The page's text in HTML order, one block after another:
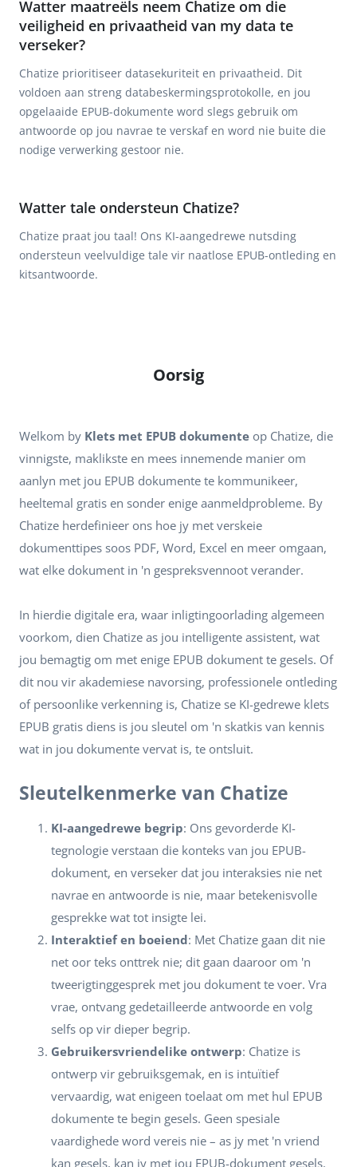
Watter maatreëls neem Chatize om die
veiligheid en privaatheid van my data te
verseker?
Chatize prioritiseer datasekuriteit en privaatheid. Dit
voldoen aan streng databeskermingsprotokolle, en jou
opgelaaide EPUB-dokumente word slegs gebruik om
antwoorde op jou navrae te verskaf en word nie buite die
nodige verwerking gestoor nie.
Watter tale ondersteun Chatize?
Chatize praat jou taal! Ons KI-aangedrewe nutsding
ondersteun veelvuldige tale vir naatlose EPUB-ontleding en
kitsantwoorde.
Oorsig
Welkom by Klets met EPUB dokumente op Chatize, die
vinnigste, maklikste en mees innemende manier om
aanlyn met jou EPUB dokumente te kommunikeer,
heeltemal gratis en sonder enige aanmeldprobleme. By
Chatize herdefinieer ons hoe jy met verskeie
dokumenttipes soos PDF, Word, Excel en meer omgaan,
wat elke dokument in 'n gespreksvennoot verander.
In hierdie digitale era, waar inligtingoorlading algemeen
voorkom, dien Chatize as jou intelligente assistent, wat
jou bemagtig om met enige EPUB dokument te gesels. Of
dit nou vir akademiese navorsing, professionele ontleding
of persoonlike verkenning is, Chatize se KI-gedrewe klets
EPUB gratis diens is jou sleutel om 'n skatkis van kennis
wat in jou dokumente vervat is, te ontsluit.
Sleutelkenmerke van Chatize
KI-aangedrewe begrip: Ons gevorderde KI-
tegnologie verstaan die konteks van jou EPUB-
dokument, en verseker dat jou interaksies nie net
navrae en antwoorde is nie, maar betekenisvolle
gesprekke wat tot insigte lei.
Interaktief en boeiend: Met Chatize gaan dit nie
net oor teks onttrek nie; dit gaan daaroor om 'n
tweerigtinggesprek met jou dokument te voer. Vra
vrae, ontvang gedetailleerde antwoorde en volg
selfs op vir dieper begrip.
Gebruikersvriendelike ontwerp: Chatize is
ontwerp vir gebruiksgemak, en is intuïtief
vervaardig, wat enigeen toelaat om met hul EPUB
dokumente te begin gesels. Geen spesiale
vaardighede word vereis nie – as jy met 'n vriend
kan gesels, kan jy met jou EPUB-dokument gesels.